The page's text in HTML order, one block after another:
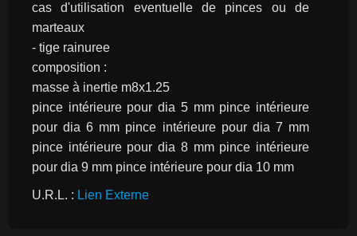
cas d'utilisation eventuelle de pinces ou de
marteaux
- tige rainuree
composition :
masse à inertie m8x1.25
pince intérieure pour dia 5 mm pince intérieure
pour dia 6 mm pince intérieure pour dia 7 mm
pince intérieure pour dia 8 mm pince intérieure
pour dia 9 mm pince intérieure pour dia 10 mm
U.R.L. : Lien Externe